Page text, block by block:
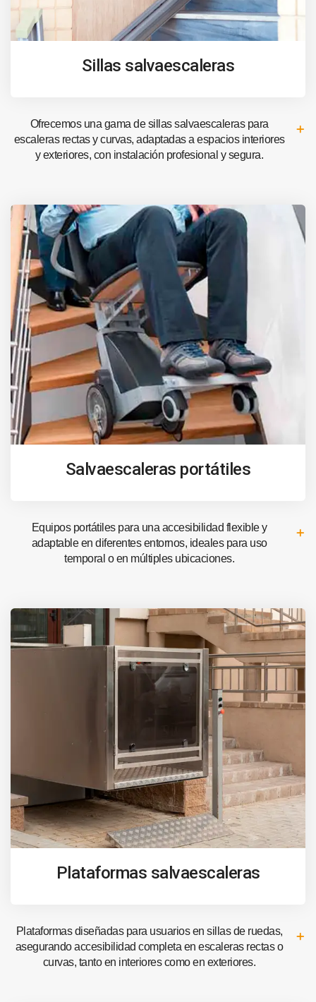
Sillas salvaescaleras
Ofrecemos una gama de sillas salvaescaleras para
escaleras rectas y curvas, adaptadas a espacios interiores
y exteriores, con instalación profesional y segura.
Salvaescaleras portátiles
Equipos portátiles para una accesibilidad flexible y
adaptable en diferentes entornos, ideales para uso
temporal o en múltiples ubicaciones.
Plataformas salvaescaleras
Plataformas diseñadas para usuarios en sillas de ruedas,
asegurando accesibilidad completa en escaleras rectas o
curvas, tanto en interiores como en exteriores.